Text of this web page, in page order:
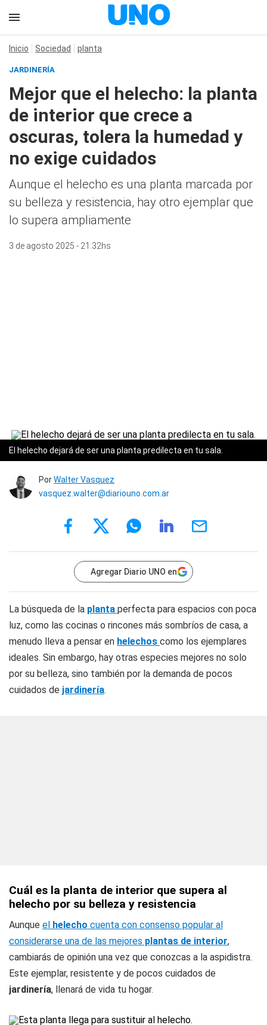
Inicio Sociedad planta
JARDINERÍA
Mejor que el helecho: la planta
de interior que crece a
oscuras, tolera la humedad y
no exige cuidados
Aunque el helecho es una planta marcada por
su belleza y resistencia, hay otro ejemplar que
lo supera ampliamente
3 de agosto 2025 - 21:32hs
El helecho dejará de ser una planta predilecta en tu sala.
PorWalter Vasquez
vasquez.walter@diariouno.com.ar
Agregar Diario UNO en
La búsqueda de la planta perfecta para espacios con poca
luz, como las cocinas o rincones más sombríos de casa, a
menudo lleva a pensar en helechos como los ejemplares
ideales. Sin embargo, hay otras especies mejores no solo
por su belleza, sino también por la demanda de pocos
cuidados de jardinería.
Cuál es la planta de interior que supera al
helecho por su belleza y resistencia
Aunque el helecho cuenta con consenso popular al
considerarse una de las mejores plantas de interior,
cambiarás de opinión una vez que conozcas a la aspidistra.
Este ejemplar, resistente y de pocos cuidados de
jardinería, llenará de vida tu hogar.